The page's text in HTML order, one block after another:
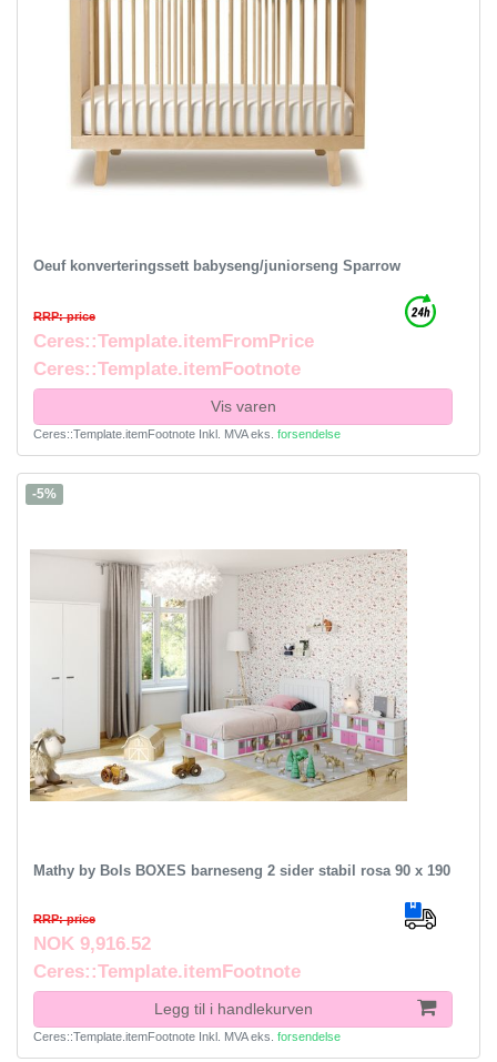
Oeuf konverteringssett babyseng/juniorseng Sparrow
RRP: price
Ceres::Template.itemFromPrice
Ceres::Template.itemFootnote
Vis varen
Ceres::Template.itemFootnote Inkl. MVAeks. forsendelse
-5%
Mathy by Bols BOXES barneseng 2 sider stabil rosa 90 x 190
RRP: price
NOK 9,916.52
Ceres::Template.itemFootnote
Legg til i handlekurven
Ceres::Template.itemFootnote Inkl. MVAeks. forsendelse